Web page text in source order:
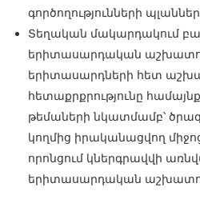
գործողությունների
Տեղական մակարդակում
երիտասարդական
երիտասարդների հետ
հետաքրքրությունը
թեմաների նկատմամբ՝
կողմից իրականացվող
որոնցում կներգրավվի
երիտասարդական